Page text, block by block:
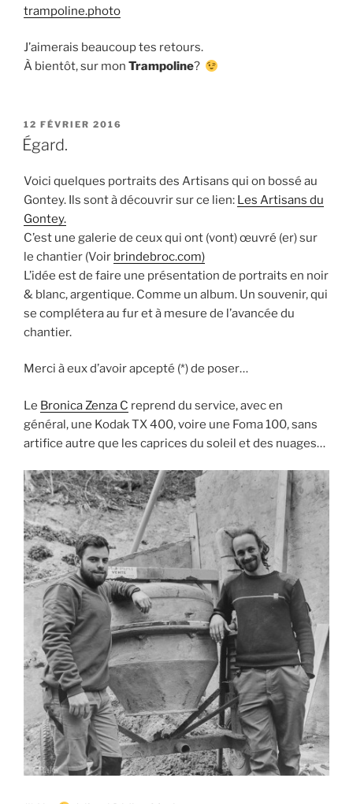
trampoline.photo
J’aimerais beaucoup tes retours.
À bientôt, sur mon Trampoline?
PUBLIÉ
LE
12 FÉVRIER 2016
Égard.
Voici quelques portraits des Artisans qui on bossé au
Gontey. Ils sont à découvrir sur ce lien: Les Artisans du
Gontey.
C’est une galerie de ceux qui ont (vont) œuvré (er) sur
le chantier (Voir brindebroc.com)
L’idée est de faire une présentation de portraits en noir
& blanc, argentique. Comme un album. Un souvenir, qui
se complétera au fur et à mesure de l’avancée du
chantier.
Merci à eux d’avoir apcepté (*) de poser…
Le Bronica Zenza C reprend du service, avec en
général, une Kodak TX 400, voire une Foma 100, sans
artifice autre que les caprices du soleil et des nuages…